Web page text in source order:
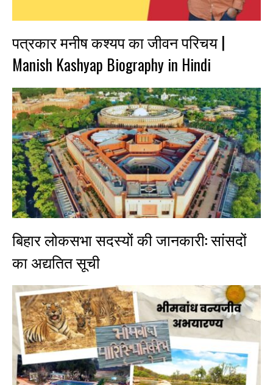
पत्रकार मनीष कश्यप का जीवन परिचय |
Manish Kashyap Biography in Hindi
बिहार लोकसभा सदस्यों की जानकारी: सांसदों
का अद्यतित सूची